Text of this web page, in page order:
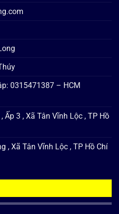
0315471387 – HCM
3 , Xã Tân Vĩnh Lộc , TP Hồ
, Xã Tân Vĩnh Lộc , TP Hồ Chí